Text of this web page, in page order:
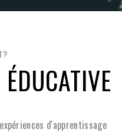
d'apprentissage